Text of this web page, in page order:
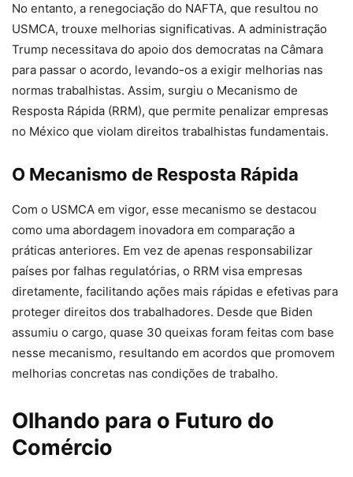
No entanto, a renegociação do NAFTA, que resultou no
USMCA, trouxe melhorias significativas. A administração
Trump necessitava do apoio dos democratas na Câmara
para passar o acordo, levando-os a exigir melhorias nas
normas trabalhistas. Assim, surgiu o Mecanismo de
Resposta Rápida (RRM), que permite penalizar empresas
no México que violam direitos trabalhistas fundamentais.
O Mecanismo de Resposta Rápida
Com o USMCA em vigor, esse mecanismo se destacou
como uma abordagem inovadora em comparação a
práticas anteriores. Em vez de apenas responsabilizar
países por falhas regulatórias, o RRM visa empresas
diretamente, facilitando ações mais rápidas e efetivas para
proteger direitos dos trabalhadores. Desde que Biden
assumiu o cargo, quase 30 queixas foram feitas com base
nesse mecanismo, resultando em acordos que promovem
melhorias concretas nas condições de trabalho.
Olhando para o Futuro do
Comércio